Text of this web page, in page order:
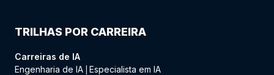
TRILHAS POR CARREIRA
Carreiras de IA
Engenharia de IA Especialista em IA